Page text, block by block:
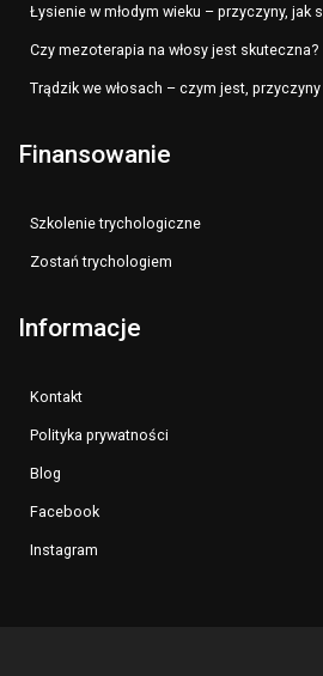
Łysienie w młodym wieku – przyczyny, jak
Czy mezoterapia na włosy jest skuteczna?
Trądzik we włosach – czym jest,
Finansowanie
Szkolenie trychologiczne
Zostań trychologiem
Informacje
Kontakt
Polityka prywatności
Blog
Facebook
Instagram